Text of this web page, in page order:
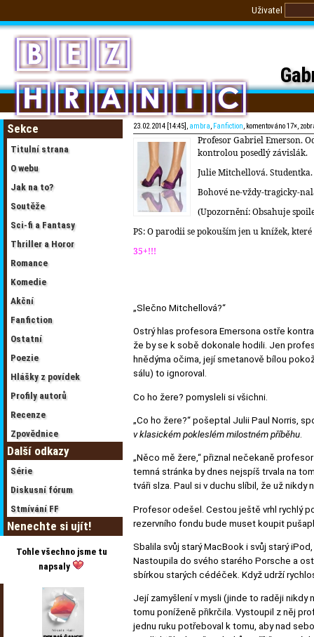
Uživatel
Sekce
Titulní strana
O webu
Jak na to?
Soutěže
Sci-fi a Fantasy
Thriller a Horor
Romance
Komedie
Akční
Fanfiction
Ostatní
Poezie
Hlášky z povídek
Profily autorů
Recenze
Zpovědnice
Další odkazy
Série
Diskusní fórum
Stmívání FF
Nenechte si ujít!
Tohle všechno jsme tu
napsaly
23.02.2014 [14:45], ambra, Fanfiction, komentováno 17×,
Profesor Gabriel Emerson.
kontrolou posedlý závislák.
Julie Mitchellová.
Bohové ne-vždy-tragicky-
(Upozornění: Obsahuje
PS: O parodii se pokouším jen u knížek,
35+!!!
„Slečno Mitchellová?“
Ostrý hlas profesora Emersona ostře
že by se k sobě dokonale hodili. Jen
hnědýma očima, její smetanově bílou
sálu) to ignoroval.
Co ho žere? pomysleli si všichni.
„Co ho žere?“ pošeptal Julii Paul Norris,
v klasickém pokleslém milostném příběhu
„Něco mě žere,“ přiznal nečekaně
temná stránka by dnes nejspíš trvala na
tváři slza. Paul si v duchu slíbil, že už nikdy
Profesor odešel. Cestou ještě vrhl rychlý
rezervního fondu bude muset koupit
Sbalila svůj starý MacBook i svůj starý
Nastoupila do svého starého Porsche a
sbírkou starých cédéček. Když udrží
Její zamyšlení v mysli (jinde to raději nikdy
tomu poníženě přikrčila. Vystoupil z něj
jednu ruku potřeboval k tomu, aby nad